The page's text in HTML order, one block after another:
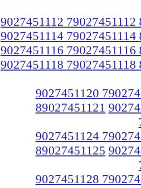
9027451112 79027451112
9027451114 79027451114
9027451116 79027451116
9027451118 79027451118
9027451120
89027451121
9027451124
89027451125
9027451128